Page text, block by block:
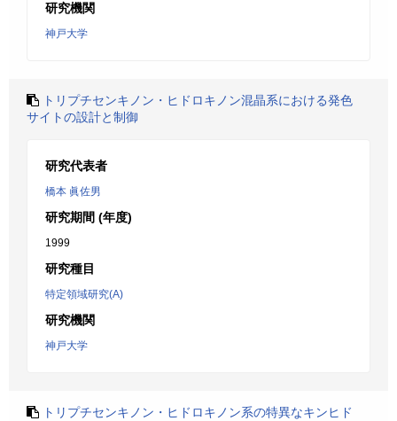
研究機関
神戸大学
トリプチセンキノン・ヒドロキノン混晶系における発色
サイトの設計と制御
研究代表者
橋本 眞佐男
研究期間 (年度)
1999
研究種目
特定領域研究(A)
研究機関
神戸大学
トリプチセンキノン・ヒドロキノン系の特異なキンヒド